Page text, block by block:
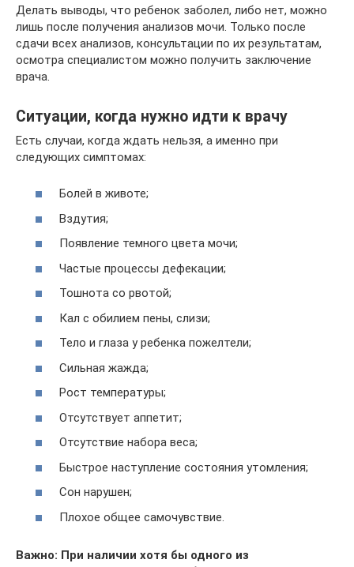
Делать выводы, что ребенок заболел, либо нет, можно
лишь после получения анализов мочи. Только после
сдачи всех анализов, консультации по их результатам,
осмотра специалистом можно получить заключение
врача.
Ситуации, когда нужно идти к врачу
Есть случаи, когда ждать нельзя, а именно при
следующих симптомах:
Болей в животе;
Вздутия;
Появление темного цвета мочи;
Частые процессы дефекации;
Тошнота со рвотой;
Кал с обилием пены, слизи;
Тело и глаза у ребенка пожелтели;
Сильная жажда;
Рост температуры;
Отсутствует аппетит;
Отсутствие набора веса;
Быстрое наступление состояния утомления;
Сон нарушен;
Плохое общее самочувствие.
Важно: При наличии хотя бы одного из